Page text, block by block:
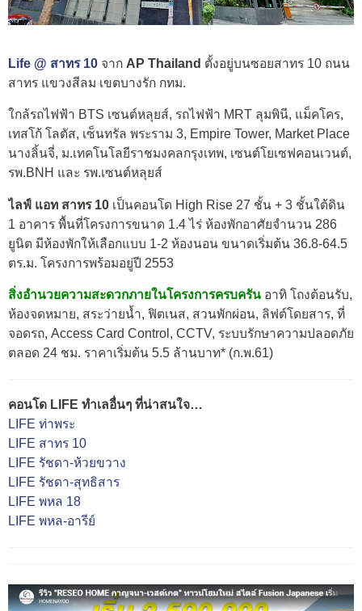
Life @ สาทร 10 จาก AP Thailand ตั้งอยู่บนซอยสาทร 10 ถนน
สาทร แขวงสีลม เขตบางรัก กทม.
ใกล้รถไฟฟ้า BTS เซนต์หลุยส์, รถไฟฟ้า MRT ลุมพินี, แม็คโคร,
เทสโก้ โลตัส, เซ็นทรัล พระราม 3, Empire Tower, Market Place
นางลิ้นจี่, ม.เทคโนโลยีราชมงคลกรุงเทพ, เซนต์โยเซฟคอนเวนต์,
รพ.BNH และ รพ.เซนต์หลุยส์
ไลฟ์ แอท สาทร 10 เป็นคอนโด High Rise 27 ชั้น + 3 ชั้นใต้ดิน
1 อาคาร พื้นที่โครงการขนาด 1.4 ไร่ ห้องพักอาศัยจำนวน 286
ยูนิต มีห้องพักให้เลือกแบบ 1-2 ห้องนอน ขนาดเริ่มต้น 36.8-64.5
ตร.ม. โครงการพร้อมอยู่ปี 2553
สิ่งอำนวยความสะดวกภายในโครงการครบครัน อาทิ โถงต้อนรับ,
ห้องจดหมาย, สระว่ายน้ำ, ฟิตเนส, สวนพักผ่อน, ลิฟต์โดยสาร, ที่
จอดรถ, Access Card Control, CCTV, ระบบรักษาความปลอดภัย
ตลอด 24 ชม. ราคาเริ่มต้น 5.5 ล้านบาท* (ก.พ.61)
คอนโด LIFE ทำเลอื่นๆ ที่น่าสนใจ…
LIFE ท่าพระ
LIFE สาทร 10
LIFE รัชดา-ห้วยขวาง
LIFE รัชดา-สุทธิสาร
LIFE พหล 18
LIFE พหล-อารีย์